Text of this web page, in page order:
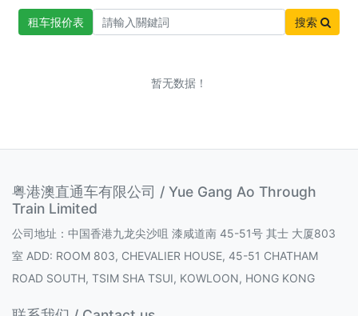
租车报价表 搜索
暂无数据！
粤港澳直通车有限公司 / Yue Gang Ao Through
Train Limited
公司地址：中国香港九龙尖沙咀 漆咸道南 45-51号 其士 大厦803
室 ADD: ROOM 803, CHEVALIER HOUSE, 45-51 CHATHAM
ROAD SOUTH, TSIM SHA TSUI, KOWLOON, HONG KONG